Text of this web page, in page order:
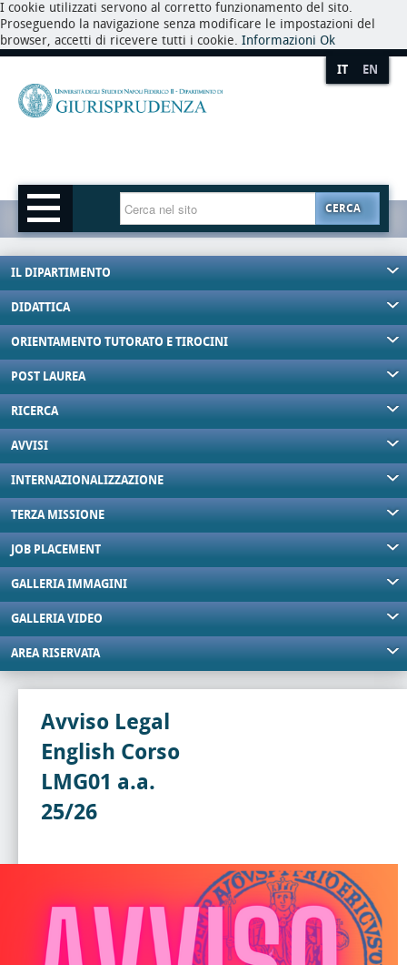
I cookie utilizzati servono al corretto funzionamento del sito.
Proseguendo la navigazione senza modificare le impostazioni del
browser, accetti di ricevere tutti i cookie. Informazioni Ok
IT EN
CERCA
IL DIPARTIMENTO
DIDATTICA
ORIENTAMENTO TUTORATO E TIROCINI
POST LAUREA
RICERCA
AVVISI
INTERNAZIONALIZZAZIONE
TERZA MISSIONE
JOB PLACEMENT
GALLERIA IMMAGINI
GALLERIA VIDEO
AREA RISERVATA
Avviso Legal
English Corso
LMG01 a.a.
25/26